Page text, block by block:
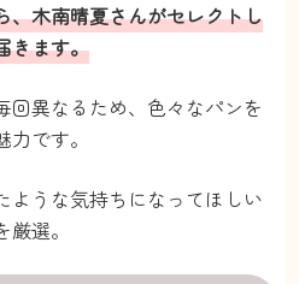
、木南晴夏さんがセレクトし
きます。
回異なるため、色々なパンを
です。
ような気持ちになってほしい
選。